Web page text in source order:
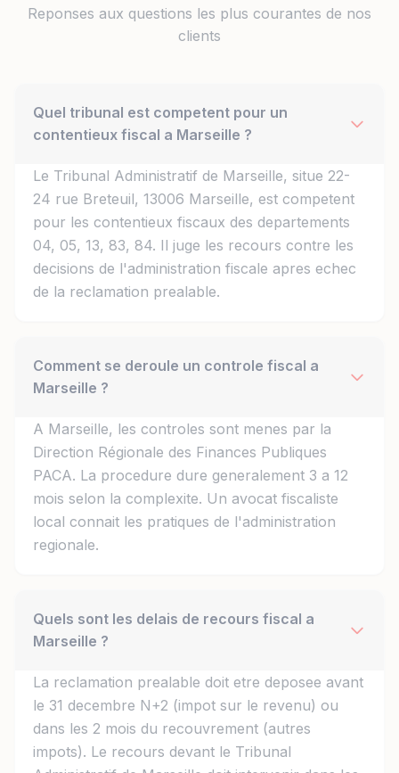
Reponses aux questions les plus courantes de nos
clients
Quel tribunal est competent pour un
contentieux fiscal a Marseille ?
Le Tribunal Administratif de Marseille, situe 22-
24 rue Breteuil, 13006 Marseille, est competent
pour les contentieux fiscaux des departements
04, 05, 13, 83, 84. Il juge les recours contre les
decisions de l'administration fiscale apres echec
de la reclamation prealable.
Comment se deroule un controle fiscal a
Marseille ?
A Marseille, les controles sont menes par la
Direction Régionale des Finances Publiques
PACA. La procedure dure generalement 3 a 12
mois selon la complexite. Un avocat fiscaliste
local connait les pratiques de l'administration
regionale.
Quels sont les delais de recours fiscal a
Marseille ?
La reclamation prealable doit etre deposee avant
le 31 decembre N+2 (impot sur le revenu) ou
dans les 2 mois du recouvrement (autres
impots). Le recours devant le Tribunal